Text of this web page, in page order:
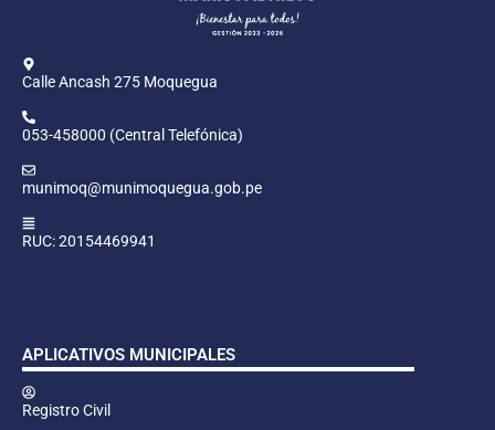
Calle Ancash 275 Moquegua
053-458000 (Central Telefónica)
munimoq@munimoquegua.gob.pe
RUC: 20154469941
APLICATIVOS MUNICIPALES
Registro Civil